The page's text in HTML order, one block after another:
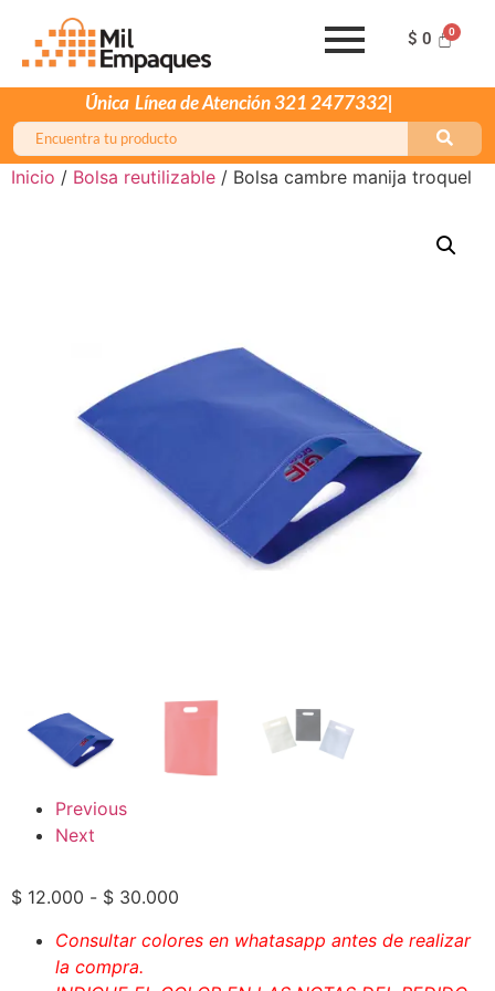
$ 0
Única
Inicio / Bolsa reutilizable / Bolsa cambre manija troquel
Previous
Next
$ 12.000 - $ 30.000
Consultar colores en whatasapp antes de realizar
la compra.